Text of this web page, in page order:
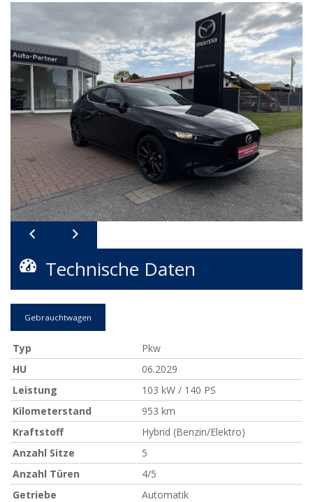
Technische Daten
Gebrauchtwagen
Typ
Pkw
HU
06.2029
Leistung
103 kW / 140 PS
Kilometerstand
953 km
Kraftstoff
Hybrid (Benzin/Elektro)
Anzahl Sitze
5
Anzahl Türen
4/5
Getriebe
Automatik